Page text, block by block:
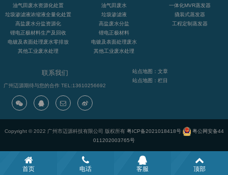
油气田废水资源化处置
垃圾渗滤液浓缩液全量化处置
高盐废水分盐资源化
锂电正极材料生产及回收
电镀及表面处理废水零排放
其他工业废水处理
油气田废水
垃圾渗滤液
高盐废水分盐
锂电正极材料
电镀及表面处理废水
其他工业废水处理
一体化MVR蒸发器
撬装式蒸发器
工程定制蒸发器
联系我们
广州迈源期待与您的合作 TEL:13610256692
站点地图：文章
站点地图：栏目
Copyright © 2022 广州市迈源科技有限公司 版权所有 粤ICP备2021018418号
粤公网安备44
011202003765号
首页 电话 客服 顶部